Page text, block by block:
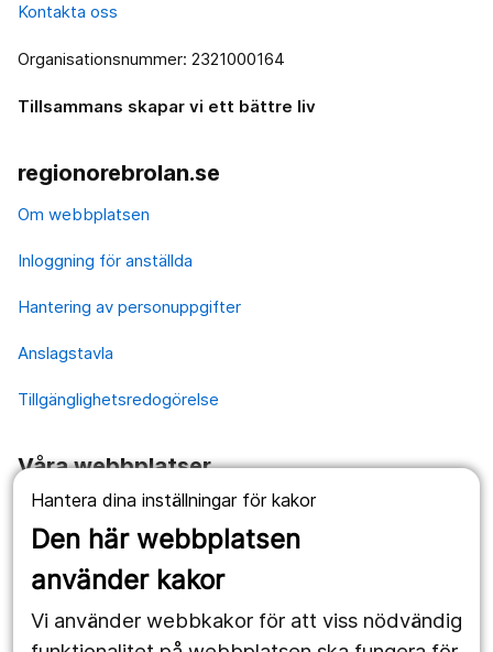
Hantera dina inställningar för kakor
Den här webbplatsen
använder kakor
Vi använder webbkakor för att viss nödvändig
Kontakta oss
Organisationsnummer: 2321000164
Tillsammans skapar vi ett bättre liv
regionorebrolan.se
Om webbplatsen
Inloggning för anställda
Hantering av personuppgifter
Anslagstavla
Tillgänglighetsredogörelse
Våra webbplatser
1177.se
Länstrafiken
Utveckling